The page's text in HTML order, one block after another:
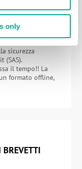
only
fischi!
ottima, l’altra
sicurezza
(SAS).
il tempo!! La
formato offline,